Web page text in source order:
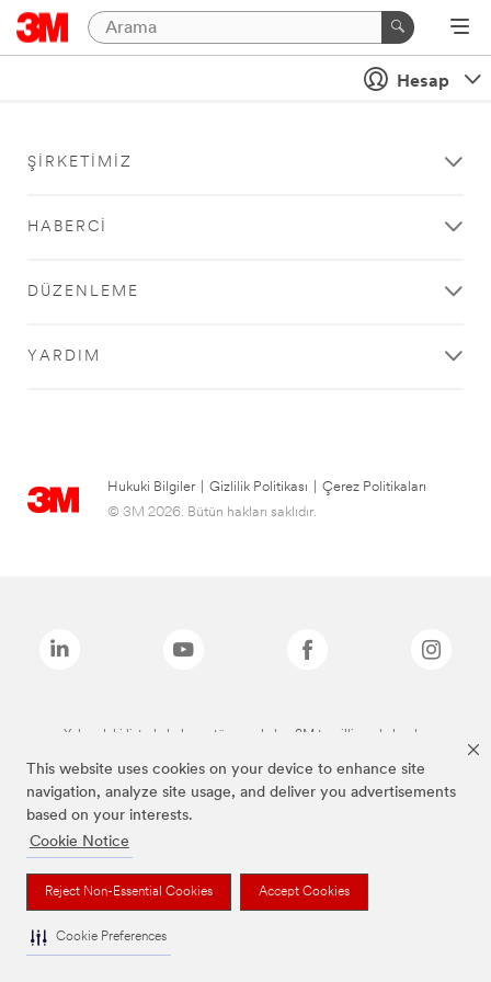
This website uses cookies on your device to enhance site
navigation, analyze site usage, and deliver you advertisements
based on your interests.
Cookie Notice
Reject Non-Essential Cookies Accept Cookies
Cookie Preferences
Hesap
ŞIRKETIMIZ
HABERCI
DÜZENLEME
YARDIM
Hukuki Bilgiler Gizlilik Politikası
Çerez Politikaları
© 3M 2026. Bütün hakları saklıdır.
Yukarıdaki listede bulunan tüm markalar, 3M tescilli markalarıdır.